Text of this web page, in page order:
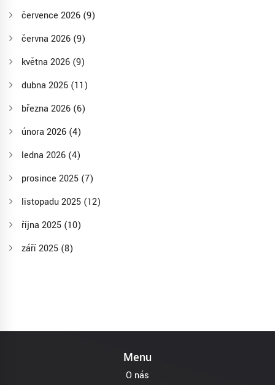
července 2026 (9)
června 2026 (9)
května 2026 (9)
dubna 2026 (11)
března 2026 (6)
února 2026 (4)
ledna 2026 (4)
prosince 2025 (7)
listopadu 2025 (12)
října 2025 (10)
září 2025 (8)
Menu
O nás